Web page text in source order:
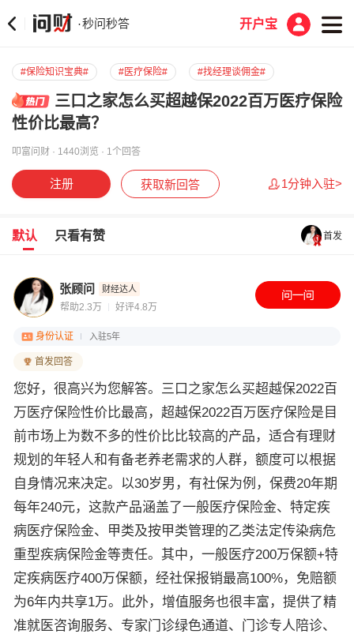
·秒问秒答 开户宝
#保险知识宝典# #医疗保险# #找经理谈佣金#
三口之家怎么买超越保2022百万医疗保险
性价比最高？
叩富问财 · 1440浏览 · 1个回答
注册 获取新回答 1分钟入驻>
默认 只看有赞 首发
张顾问 财经达人
帮助2.3万 好评4.8万
身份认证 入驻5年
首发回答
您好，很高兴为您解答。三口之家怎么买超越保2022百
万医疗保险性价比最高，超越保2022百万医疗保险是目
前市场上为数不多的性价比比较高的产品，适合有理财
规划的年轻人和有备老养老需求的人群，额度可以根据
自身情况来决定。以30岁男，有社保为例，保费20年期
每年240元，这款产品涵盖了一般医疗保险金、特定疾
病医疗保险金、甲类及按甲类管理的乙类法定传染病危
重型疾病保险金等责任。其中，一般医疗200万保额+特
定疾病医疗400万保额，经社保报销最高100%，免赔额
为6年内共享1万。此外，增值服务也很丰富，提供了精
准就医咨询服务、专家门诊绿色通道、门诊专人陪诊、